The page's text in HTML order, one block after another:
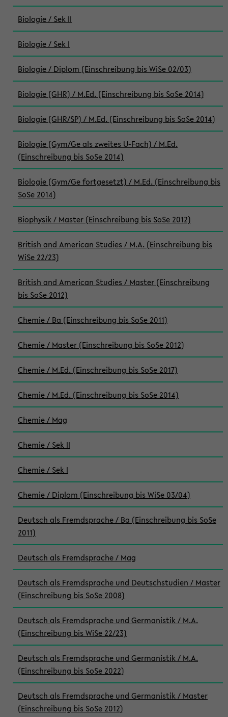
Biologie / Sek II
Biologie / Sek I
Biologie / Diplom (Einschreibung bis WiSe 02/03)
Biologie (GHR) / M.Ed. (Einschreibung bis SoSe 2014)
Biologie (GHR/SP) / M.Ed. (Einschreibung bis SoSe 2014)
Biologie (Gym/Ge als zweites U-Fach) / M.Ed.
(Einschreibung bis SoSe 2014)
Biologie (Gym/Ge fortgesetzt) / M.Ed. (Einschreibung bis
SoSe 2014)
Biophysik / Master (Einschreibung bis SoSe 2012)
British and American Studies / M.A. (Einschreibung bis
WiSe 22/23)
British and American Studies / Master (Einschreibung
bis SoSe 2012)
Chemie / Ba (Einschreibung bis SoSe 2011)
Chemie / Master (Einschreibung bis SoSe 2012)
Chemie / M.Ed. (Einschreibung bis SoSe 2017)
Chemie / M.Ed. (Einschreibung bis SoSe 2014)
Chemie / Mag
Chemie / Sek II
Chemie / Sek I
Chemie / Diplom (Einschreibung bis WiSe 03/04)
Deutsch als Fremdsprache / Ba (Einschreibung bis SoSe
2011)
Deutsch als Fremdsprache / Mag
Deutsch als Fremdsprache und Deutschstudien / Master
(Einschreibung bis SoSe 2008)
Deutsch als Fremdsprache und Germanistik / M.A.
(Einschreibung bis WiSe 22/23)
Deutsch als Fremdsprache und Germanistik / M.A.
(Einschreibung bis SoSe 2022)
Deutsch als Fremdsprache und Germanistik / Master
(Einschreibung bis SoSe 2012)